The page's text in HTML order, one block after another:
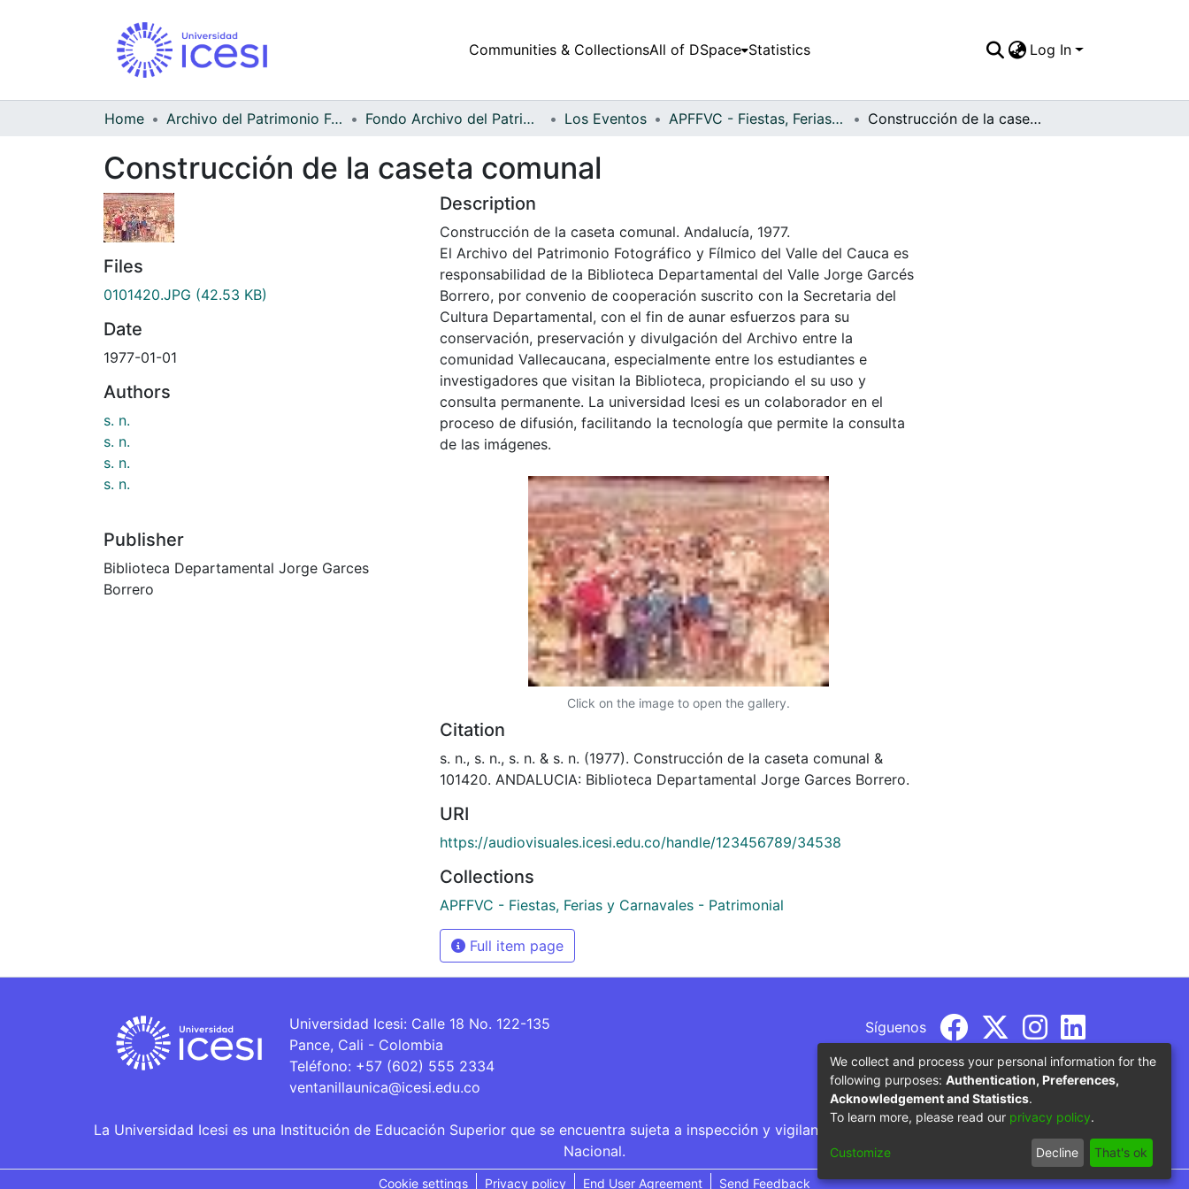
Communities & CollectionsAll of DSpace Statistics Log In
Home Archivo del Patrimonio Fotográfico y Fílmico del Valle del Cauca Fondo Archivo del Patrimonio Fotográfico y Fílmico del Valle del Cauca Los Eventos APFFVC - Fiestas, Ferias y Carnavales - Patrimonial Construcción de la caseta comunal
Construcción de la caseta comunal
Files
0101420.JPG (42.53 KB)
Date
1977-01-01
Authors
s. n.
s. n.
s. n.
s. n.
Publisher
Biblioteca Departamental Jorge Garces
Borrero
Description
Construcción de la caseta comunal. Andalucía, 1977.
El Archivo del Patrimonio Fotográfico y Fílmico del Valle del Cauca es
responsabilidad de la Biblioteca Departamental del Valle Jorge Garcés
Borrero, por convenio de cooperación suscrito con la Secretaria del
Cultura Departamental, con el fin de aunar esfuerzos para su
conservación, preservación y divulgación del Archivo entre la
comunidad Vallecaucana, especialmente entre los estudiantes e
investigadores que visitan la Biblioteca, propiciando el su uso y
consulta permanente. La universidad Icesi es un colaborador en el
proceso de difusión, facilitando la tecnología que permite la consulta
de las imágenes.
Click on the image to open the gallery.
Citation
s. n., s. n., s. n. & s. n. (1977). Construcción de la caseta comunal &
101420. ANDALUCIA: Biblioteca Departamental Jorge Garces Borrero.
URI
https://audiovisuales.icesi.edu.co/handle/123456789/34538
Collections
APFFVC - Fiestas, Ferias y Carnavales - Patrimonial
Full item page
Universidad Icesi: Calle 18 No. 122-135
Pance, Cali - Colombia
Teléfono: +57 (602) 555 2334
ventanillaunica@icesi.edu.co
Síguenos
La Universidad Icesi es una Institución de Educación Superior que se encuentra sujeta a inspección y vigilancia por parte del Ministerio de Educación
Nacional.
Cookie settings Privacy policy End User Agreement Send Feedback
We collect and process your personal information for the
following purposes: Authentication, Preferences,
Acknowledgement and Statistics.
To learn more, please read our privacy policy.
Customize Decline That's ok